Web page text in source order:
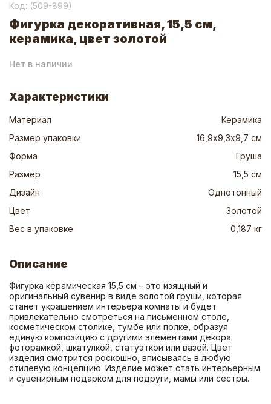
Код: (509-899)
Фигурка декоративная, 15,5 см,
керамика, цвет золотой
Нет в наличии
Характеристики
Материал
Керамика
Размер упаковки
16,9х9,3х9,7 см
Форма
Груша
Размер
15,5 см
Дизайн
Однотонный
Цвет
Золотой
Вес в упаковке
0,187 кг
Описание
Фигурка керамическая 15,5 см – это изящный и
оригинальный сувенир в виде золотой груши, которая
станет украшением интерьера комнаты и будет
привлекательно смотреться на письменном столе,
косметическом столике, тумбе или полке, образуя
единую композицию с другими элементами декора:
фоторамкой, шкатулкой, статуэткой или вазой. Цвет
изделия смотрится роскошно, вписываясь в любую
стилевую концепцию. Изделие может стать интерьерным
и сувенирным подарком для подруги, мамы или сестры.